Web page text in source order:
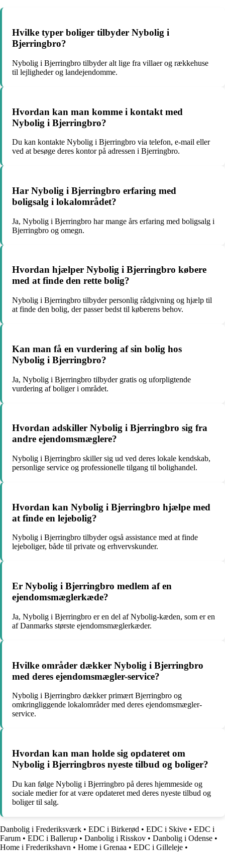
Hvilke typer boliger tilbyder Nybolig i
Bjerringbro?
Nybolig i Bjerringbro tilbyder alt lige fra villaer og rækkehuse
til lejligheder og landejendomme.
Hvordan kan man komme i kontakt med
Nybolig i Bjerringbro?
Du kan kontakte Nybolig i Bjerringbro via telefon, e-mail eller
ved at besøge deres kontor på adressen i Bjerringbro.
Har Nybolig i Bjerringbro erfaring med
boligsalg i lokalområdet?
Ja, Nybolig i Bjerringbro har mange års erfaring med boligsalg i
Bjerringbro og omegn.
Hvordan hjælper Nybolig i Bjerringbro købere
med at finde den rette bolig?
Nybolig i Bjerringbro tilbyder personlig rådgivning og hjælp til
at finde den bolig, der passer bedst til køberens behov.
Kan man få en vurdering af sin bolig hos
Nybolig i Bjerringbro?
Ja, Nybolig i Bjerringbro tilbyder gratis og uforpligtende
vurdering af boliger i området.
Hvordan adskiller Nybolig i Bjerringbro sig fra
andre ejendomsmæglere?
Nybolig i Bjerringbro skiller sig ud ved deres lokale kendskab,
personlige service og professionelle tilgang til bolighandel.
Hvordan kan Nybolig i Bjerringbro hjælpe med
at finde en lejebolig?
Nybolig i Bjerringbro tilbyder også assistance med at finde
lejeboliger, både til private og erhvervskunder.
Er Nybolig i Bjerringbro medlem af en
ejendomsmæglerkæde?
Ja, Nybolig i Bjerringbro er en del af Nybolig-kæden, som er en
af Danmarks største ejendomsmæglerkæder.
Hvilke områder dækker Nybolig i Bjerringbro
med deres ejendomsmægler-service?
Nybolig i Bjerringbro dækker primært Bjerringbro og
omkringliggende lokalområder med deres ejendomsmægler-
service.
Hvordan kan man holde sig opdateret om
Nybolig i Bjerringbros nyeste tilbud og boliger?
Du kan følge Nybolig i Bjerringbro på deres hjemmeside og
sociale medier for at være opdateret med deres nyeste tilbud og
boliger til salg.
Danbolig i Frederiksværk • EDC i Birkerød • EDC i Skive • EDC i
Farum • EDC i Ballerup • Danbolig i Risskov • Danbolig i Odense •
Home i Frederikshavn • Home i Grenaa • EDC i Gilleleje •